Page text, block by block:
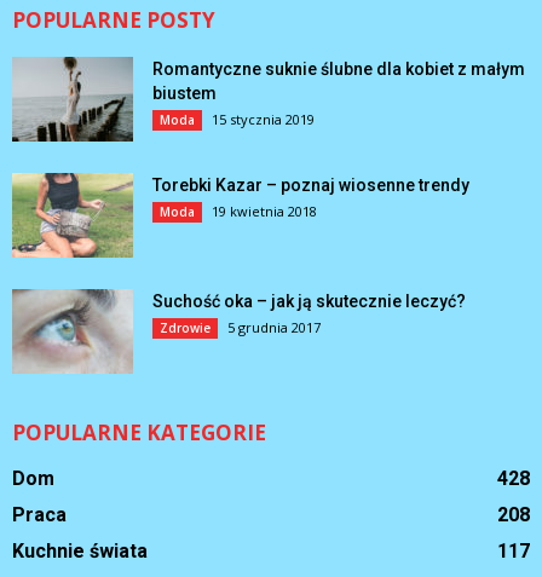
POPULARNE POSTY
Romantyczne suknie ślubne dla kobiet z małym
biustem
Moda 15 stycznia 2019
Torebki Kazar – poznaj wiosenne trendy
Moda 19 kwietnia 2018
Suchość oka – jak ją skutecznie leczyć?
Zdrowie 5 grudnia 2017
POPULARNE KATEGORIE
Dom
428
Praca
208
Kuchnie świata
117